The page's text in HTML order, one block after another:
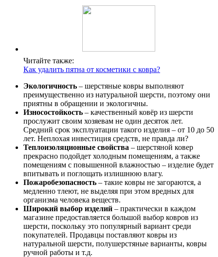
Читайте также:
Как удалить пятна от косметики с ковра?
Экологичность – шерстяные ковры выполняют
преимущественно из натуральной шерсти, поэтому они
приятны в обращении и экологичны.
Износостойкость – качественный ковёр из шерсти
прослужит своим хозяевам не один десяток лет.
Средний срок эксплуатации такого изделия – от 10 до 50
лет. Неплохая инвестиция средств, не правда ли?
Теплоизоляционные свойства – шерстяной ковер
прекрасно подойдет холодным помещениям, а также
помещениям с повышенной влажностью – изделие будет
впитывать и поглощать излишнюю влагу.
Пожаробезопасность – такие ковры не загораются, а
медленно тлеют, не выделяя при этом вредных для
организма человека веществ.
Широкий выбор изделий – практически в каждом
магазине предоставляется большой выбор ковров из
шерсти, поскольку это популярный вариант среди
покупателей. Продавцы поставляют ковры из
натуральной шерсти, полушерстяные варианты, ковры
ручной работы и т.д.